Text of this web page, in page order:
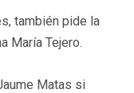
también pide la
María Tejero.
Matas si